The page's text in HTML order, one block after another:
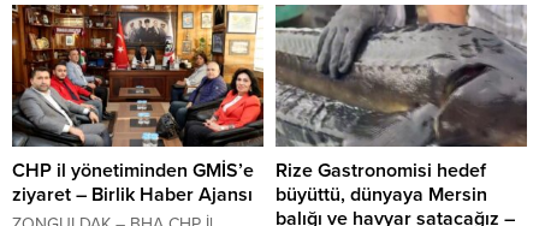
CHP il yönetiminden GMİS’e
ziyaret – Birlik Haber Ajansı
Rize Gastronomisi hedef
büyüttü, dünyaya Mersin
balığı ve havyar satacağız –